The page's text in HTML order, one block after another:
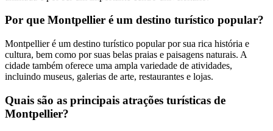
Por que Montpellier é um destino turístico popular?
Montpellier é um destino turístico popular por sua rica história e
cultura, bem como por suas belas praias e paisagens naturais. A
cidade também oferece uma ampla variedade de atividades,
incluindo museus, galerias de arte, restaurantes e lojas.
Quais são as principais atrações turísticas de
Montpellier?